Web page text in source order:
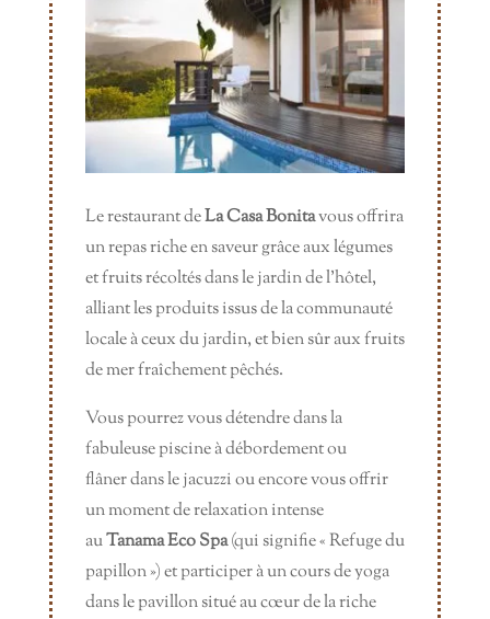
Le restaurant deLa Casa Bonitavous offrira
un repas riche en saveur grâce aux légumes
et fruits récoltés dans le jardin de l’hôtel,
alliant les produits issus de la communauté
locale à ceux du jardin, et bien sûr aux fruits
de mer fraîchement pêchés.
Vous pourrez vous détendre dans la
fabuleuse piscine à débordement ou
flâner dans le jacuzzi ou encore vous offrir
un moment de relaxation intense
auTanama Eco Spa(qui signifie « Refuge du
papillon ») et participer à un cours de yoga
dans le pavillon situé au cœur de la riche